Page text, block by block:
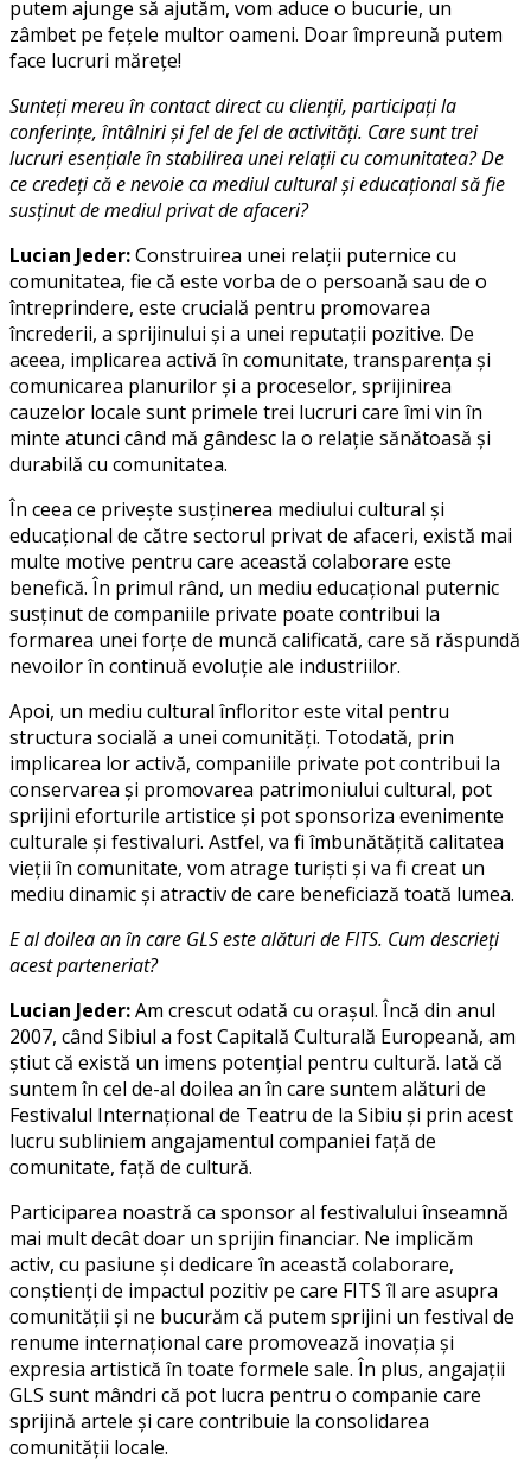
putem ajunge să ajutăm, vom aduce o bucurie, un
zâmbet pe fețele multor oameni. Doar împreună putem
face lucruri mărețe!
Sunteți mereu în contact direct cu clienții, participați la
conferințe, întâlniri și fel de fel de activități. Care sunt trei
lucruri esențiale în stabilirea unei relații cu comunitatea? De
ce credeți că e nevoie ca mediul cultural și educațional să fie
susținut de mediul privat de afaceri?
Lucian Jeder:Construirea unei relații puternice cu
comunitatea, fie că este vorba de o persoană sau de o
întreprindere, este crucială pentru promovarea
încrederii, a sprijinului și a unei reputații pozitive. De
aceea, implicarea activă în comunitate, transparența și
comunicarea planurilor și a proceselor, sprijinirea
cauzelor locale sunt primele trei lucruri care îmi vin în
minte atunci când mă gândesc la o relație sănătoasă și
durabilă cu comunitatea.
În ceea ce privește susținerea mediului cultural și
educațional de către sectorul privat de afaceri, există mai
multe motive pentru care această colaborare este
benefică. În primul rând, un mediu educațional puternic
susținut de companiile private poate contribui la
formarea unei forțe de muncă calificată, care să răspundă
nevoilor în continuă evoluție ale industriilor.
Apoi, un mediu cultural înfloritor este vital pentru
structura socială a unei comunități. Totodată, prin
implicarea lor activă, companiile private pot contribui la
conservarea și promovarea patrimoniului cultural, pot
sprijini eforturile artistice și pot sponsoriza evenimente
culturale și festivaluri. Astfel, va fi îmbunătățită calitatea
vieții în comunitate, vom atrage turiști și va fi creat un
mediu dinamic și atractiv de care beneficiază toată lumea.
E al doilea an în care GLS este alături de FITS. Cum descrieți
acest parteneriat?
Lucian Jeder:Am crescut odată cu orașul. Încă din anul
2007, când Sibiul a fost Capitală Culturală Europeană, am
știut că există un imens potențial pentru cultură. Iată că
suntem în cel de-al doilea an în care suntem alături de
Festivalul Internațional de Teatru de la Sibiu și prin acest
lucru subliniem angajamentul companiei față de
comunitate, față de cultură.
Participarea noastră ca sponsor al festivalului înseamnă
mai mult decât doar un sprijin financiar. Ne implicăm
activ, cu pasiune și dedicare în această colaborare,
conștienți de impactul pozitiv pe care FITS îl are asupra
comunității și ne bucurăm că putem sprijini un festival de
renume internațional care promovează inovația și
expresia artistică în toate formele sale. În plus, angajații
GLS sunt mândri că pot lucra pentru o companie care
sprijină artele și care contribuie la consolidarea
comunității locale.